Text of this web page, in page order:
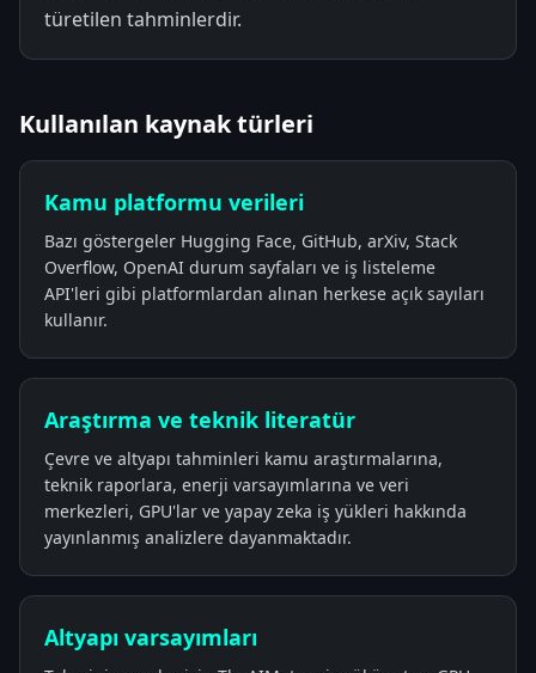
türetilen tahminlerdir.
Kullanılan kaynak türleri
Kamu platformu verileri
Bazı göstergeler Hugging Face, GitHub, arXiv, Stack
Overflow, OpenAI durum sayfaları ve iş listeleme
API'leri gibi platformlardan alınan herkese açık sayıları
kullanır.
Araştırma ve teknik literatür
Çevre ve altyapı tahminleri kamu araştırmalarına,
teknik raporlara, enerji varsayımlarına ve veri
merkezleri, GPU'lar ve yapay zeka iş yükleri hakkında
yayınlanmış analizlere dayanmaktadır.
Altyapı varsayımları